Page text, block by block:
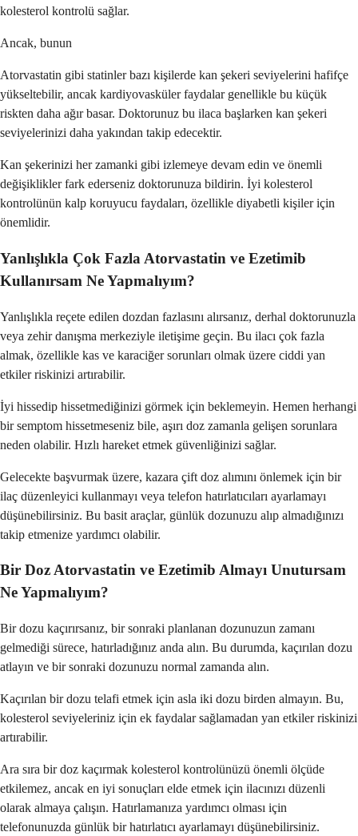
kolesterol kontrolü sağlar.
Ancak, bunun
Atorvastatin gibi statinler bazı kişilerde kan şekeri seviyelerini hafifçe
yükseltebilir, ancak kardiyovasküler faydalar genellikle bu küçük
riskten daha ağır basar. Doktorunuz bu ilaca başlarken kan şekeri
seviyelerinizi daha yakından takip edecektir.
Kan şekerinizi her zamanki gibi izlemeye devam edin ve önemli
değişiklikler fark ederseniz doktorunuza bildirin. İyi kolesterol
kontrolünün kalp koruyucu faydaları, özellikle diyabetli kişiler için
önemlidir.
Yanlışlıkla Çok Fazla Atorvastatin ve Ezetimib
Kullanırsam Ne Yapmalıyım?
Yanlışlıkla reçete edilen dozdan fazlasını alırsanız, derhal doktorunuzla
veya zehir danışma merkeziyle iletişime geçin. Bu ilacı çok fazla
almak, özellikle kas ve karaciğer sorunları olmak üzere ciddi yan
etkiler riskinizi artırabilir.
İyi hissedip hissetmediğinizi görmek için beklemeyin. Hemen herhangi
bir semptom hissetmeseniz bile, aşırı doz zamanla gelişen sorunlara
neden olabilir. Hızlı hareket etmek güvenliğinizi sağlar.
Gelecekte başvurmak üzere, kazara çift doz alımını önlemek için bir
ilaç düzenleyici kullanmayı veya telefon hatırlatıcıları ayarlamayı
düşünebilirsiniz. Bu basit araçlar, günlük dozunuzu alıp almadığınızı
takip etmenize yardımcı olabilir.
Bir Doz Atorvastatin ve Ezetimib Almayı Unutursam
Ne Yapmalıyım?
Bir dozu kaçırırsanız, bir sonraki planlanan dozunuzun zamanı
gelmediği sürece, hatırladığınız anda alın. Bu durumda, kaçırılan dozu
atlayın ve bir sonraki dozunuzu normal zamanda alın.
Kaçırılan bir dozu telafi etmek için asla iki dozu birden almayın. Bu,
kolesterol seviyeleriniz için ek faydalar sağlamadan yan etkiler riskinizi
artırabilir.
Ara sıra bir doz kaçırmak kolesterol kontrolünüzü önemli ölçüde
etkilemez, ancak en iyi sonuçları elde etmek için ilacınızı düzenli
olarak almaya çalışın. Hatırlamanıza yardımcı olması için
telefonunuzda günlük bir hatırlatıcı ayarlamayı düşünebilirsiniz.